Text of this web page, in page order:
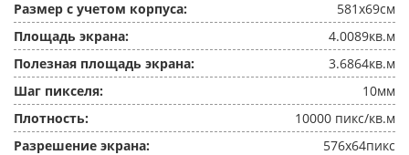
Размер с учетом корпуса:
581x69см
Площадь экрана:
4.0089кв.м
Полезная площадь экрана:
3.6864кв.м
Шаг пикселя:
10мм
Плотность:
10000 пикс/кв.м
Разрешение экрана:
576x64пикс